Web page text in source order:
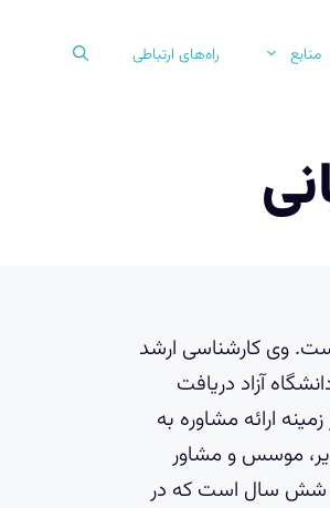
منابع راه‌های ارتباطی
سال ۱۳۳۹ در تهران است. وی کارشناسی ارشد
آزاد دریافت
در زمینه ارائه مشاوره به
موسس و مشاور
شش سال است که در